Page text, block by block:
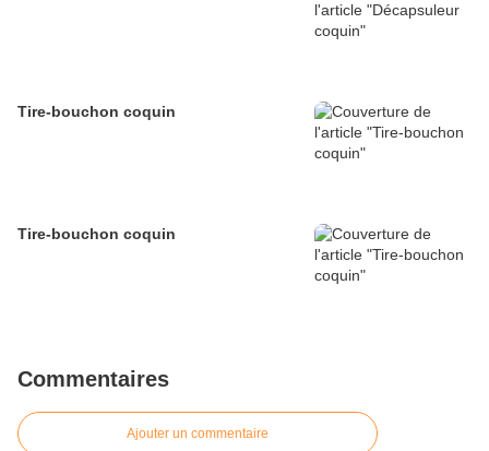
Tire-bouchon coquin
Tire-bouchon coquin
Commentaires
Ajouter un commentaire